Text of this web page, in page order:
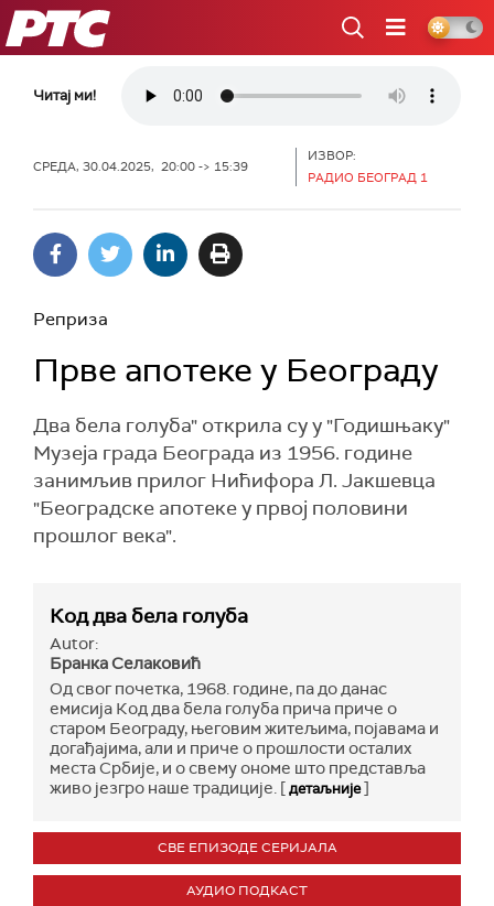
РТС
Читај ми!
СРЕДА, 30.04.2025, 20:00 -> 15:39
ИЗВОР:
РАДИО БЕОГРАД 1
Реприза
Прве апотеке у Београду
Два бела голуба" открила су у "Годишњаку"
Музеја града Београда из 1956. године
занимљив прилог Нићифора Л. Јакшевца
"Београдске апотеке у првој половини
прошлог века".
Код два бела голуба
Autor:
Бранка Селаковић
Од свог почетка, 1968. године, па до данас
емисија Код два бела голуба прича приче о
старом Београду, његовим житељима, појавама и
догађајима, али и приче о прошлости осталих
места Србије, и о свему ономе што представља
живо језгро наше традиције. [детаљније]
СВЕ ЕПИЗОДЕ СЕРИЈАЛА
АУДИО ПОДКАСТ